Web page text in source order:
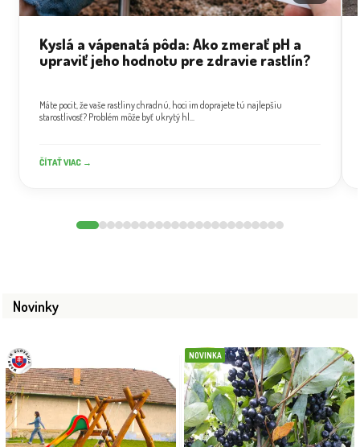
Kyslá a vápenatá pôda: Ako zmerať pH a
upraviť jeho hodnotu pre zdravie rastlín?
Máte pocit, že vaše rastliny chradnú, hoci im doprajete tú najlepšiu
starostlivosť? Problém môže byť ukrytý hl...
ČÍTAŤ VIAC →
Novinky
NOVINKA